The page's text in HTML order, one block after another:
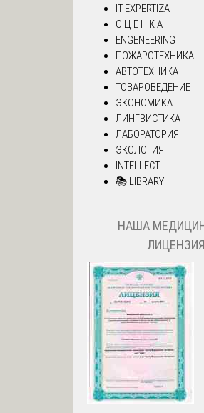
IT EXPERTIZA
О Ц Е Н К А
ENGENEERING
ПОЖАРОТЕХНИКА
АВТОТЕХНИКА
ТОВАРОВЕДЕНИЕ
ЭКОНОМИКА
ЛИНГВИСТИКА
ЛАБОРАТОРИЯ
ЭКОЛОГИЯ
INTELLECT
📚 LIBRARY
НАША
ЛИЦЕНЗИЯ